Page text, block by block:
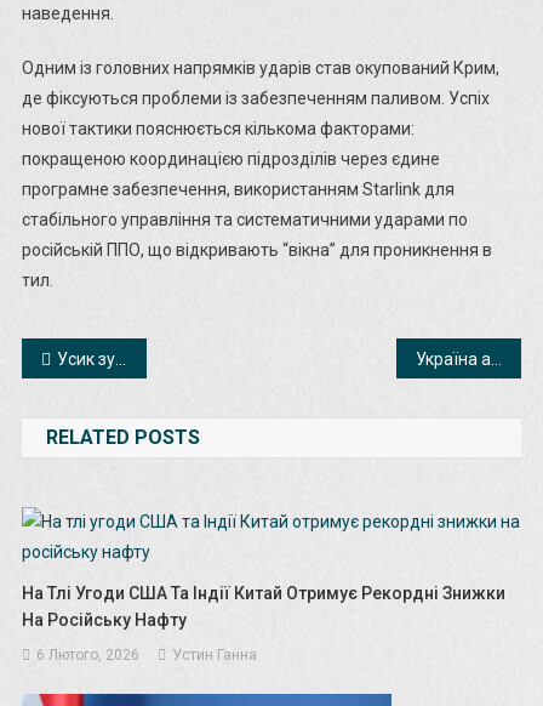
наведення.
Одним із головних напрямків ударів став окупований Крим,
де фіксуються проблеми із забезпеченням паливом. Успіх
нової тактики пояснюється кількома факторами:
покращеною координацією підрозділів через єдине
програмне забезпечення, використанням Starlink для
стабільного управління та систематичними ударами по
російській ППО, що відкривають “вікна” для проникнення в
тил.
Навігація
записів
Усик зустрівся з Трампом у Білому домі
RELATED POSTS
На Тлі Угоди США Та Індії Китай Отримує Рекордні Знижки
На Російську Нафту
6 Лютого, 2026 Устин Ганна